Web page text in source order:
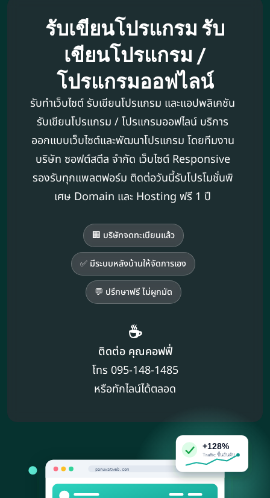
รับเขียนโปรแกรม รับ
เขียนโปรแกรม /
โปรแกรมออฟไลน์
รับทำเว็บไซต์ รับเขียนโปรแกรม และแอปพลิเคชัน
รับเขียนโปรแกรม / โปรแกรมออฟไลน์ บริการ
ออกแบบเว็บไซต์และพัฒนาโปรแกรม โดยทีมงาน
บริษัท ซอฟต์สตีล จำกัด เว็บไซต์ Responsive
รองรับทุกแพลตฟอร์ม ติดต่อวันนี้รับโปรโมชั่นพิ
เศษ Domain และ Hosting ฟรี 1 ปี
🏢 บริษัทจดทะเบียนแล้ว
✅ มีระบบหลังบ้านให้จัดการเอง
💬 ปรึกษาฟรี ไม่ผูกมัด
☕
ติดต่อ คุณคอฟฟี่
โทร 095-148-1485
หรือทักไลน์ได้ตลอด
panuwatweb.com
+128%
Traffic ขึ้นอันดับ